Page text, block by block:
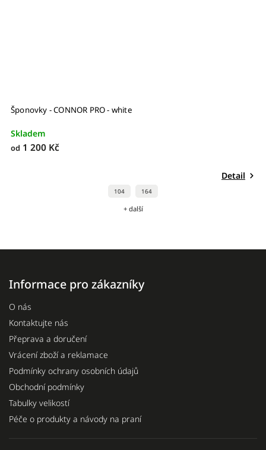
Šponovky - CONNOR PRO - white
Skladem
od 1 200 Kč
Detail
104 164
+ další
Informace pro zákazníky
O nás
Kontaktujte nás
Přeprava a doručení
Vrácení zboží a reklamace
Podmínky ochrany osobních údajů
Obchodní podmínky
Tabulky velikostí
Péče o produkty a návody na praní